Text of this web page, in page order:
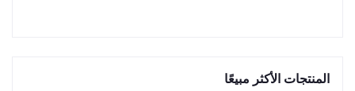
المنتجات الأكثر مبيعًا